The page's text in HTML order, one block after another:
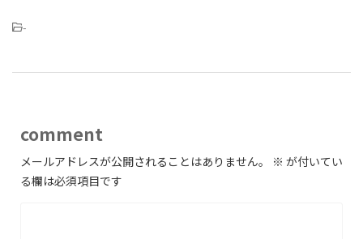
-
comment
メールアドレスが公開されることはありません。 ※ が付いてい
る欄は必須項目です